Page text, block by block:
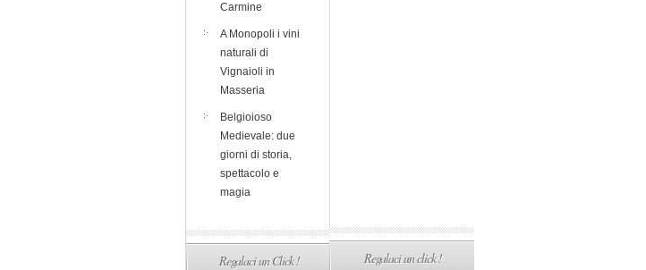
Carmine
A Monopoli i vini
naturali di
Vignaioli in
Masseria
Belgioioso
Medievale: due
giorni di storia,
spettacolo e
magia
Regalaci un Click ! Regalaci un click !